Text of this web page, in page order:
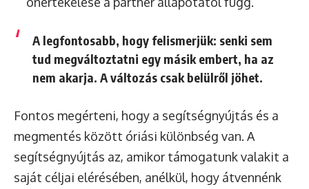
A legfontosabb, hogy felismerjük: senki sem
tud megváltoztatni egy másik embert, ha az
nem akarja. A változás csak belülről jöhet.
Fontos megérteni, hogy a segítségnyújtás és a
megmentés között óriási különbség van. A
segítségnyújtás az, amikor támogatunk valakit a
saját céljai elérésében, anélkül, hogy átvennénk